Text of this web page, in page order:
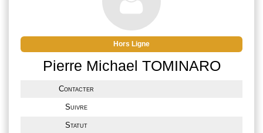
studio au T3, entièrement rénovés en 2015.
Hors Ligne
Pierre Michael TOMINARO
Contacter
Suivre
Statut